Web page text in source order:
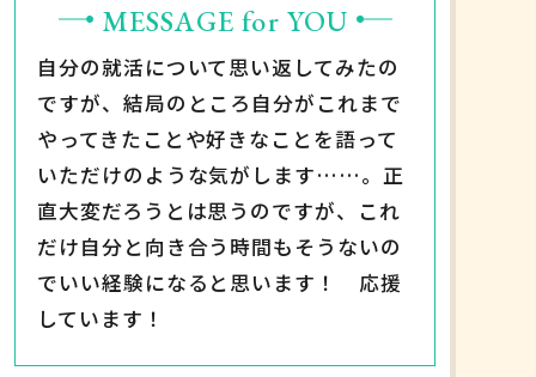
MESSAGE for YOU
自分の就活について思い返してみたの
ですが、結局のところ自分がこれまで
やってきたことや好きなことを語って
いただけのような気がします……。正
直大変だろうとは思うのですが、これ
だけ自分と向き合う時間もそうないの
でいい経験になると思います！ 応援
しています！